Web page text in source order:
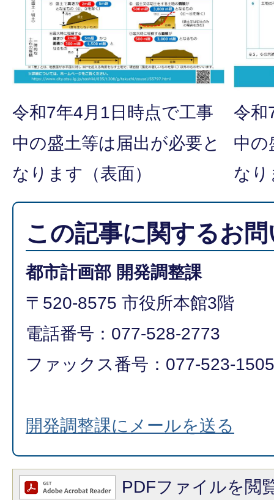
令和7年4月1日時点で工事
中の盛土等は届出が必要と
なります（表面）
令和
中の
なり
この記事に関するお
都市計画部 開発調整課
〒520-8575 市役所本館3階
電話番号：077-528-2773
ファックス番号：077-523-1505
開発調整課にメールを送る
PDFファイルを閲